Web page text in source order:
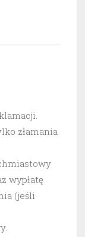
złamania
wypłatę
(jeśli